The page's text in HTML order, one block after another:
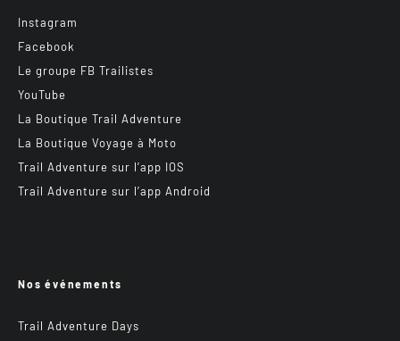
Instagram
Facebook
Le groupe FB Trailistes
YouTube
La Boutique Trail Adventure
La Boutique Voyage à Moto
Trail Adventure sur l’app IOS
Trail Adventure sur l’app Android
Nos événements
Trail Adventure Days